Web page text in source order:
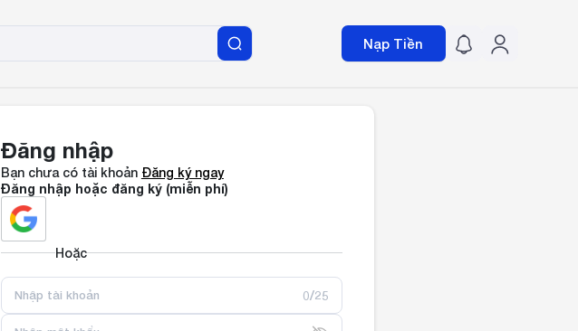
Nạp Tiền
Đăng nhập
Bạn chưa có tài khoản Đăng ký ngay
Đăng nhập hoặc đăng ký (miễn phí)
Hoặc
0/25